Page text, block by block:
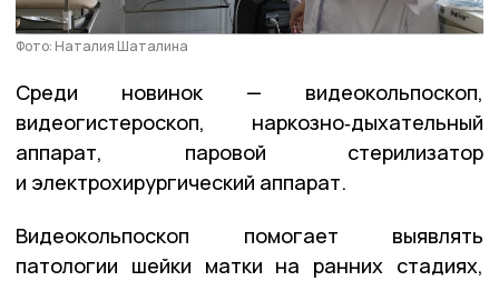
Фото: Наталия Шаталина
Среди новинок — видеокольпоскоп,
видеогистероскоп, наркозно‑дыхательный
аппарат, паровой стерилизатор
и электрохирургический аппарат.
Видеокольпоскоп помогает выявлять
патологии шейки матки на ранних стадиях,